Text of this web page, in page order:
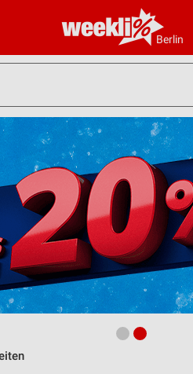
Berlin